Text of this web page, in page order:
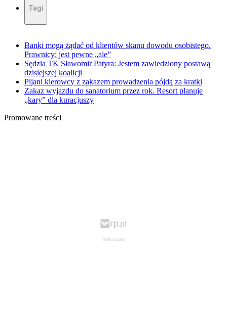
Tagi
Banki mogą żądać od klientów skanu dowodu osobistego.
Prawnicy: jest pewne „ale”
Sędzia TK Sławomir Patyra: Jestem zawiedziony postawą
dzisiejszej koalicji
Pijani kierowcy z zakazem prowadzenia pójdą za kratki
Zakaz wyjazdu do sanatorium przez rok. Resort planuje
„kary” dla kuracjuszy
Promowane treści